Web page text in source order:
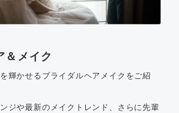
＆メイク
輝かせるブライダルヘアメイクをご紹
ジや最新のメイクトレンド、さらに先輩